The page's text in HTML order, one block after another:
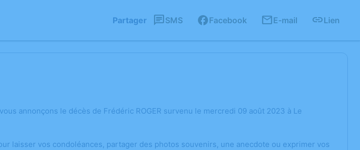
Partager SMS Facebook E-mail Lien
annonçons le décès de Frédéric ROGER survenu le mercredi 09 août 2023 à Le
laisser vos condoléances, partager des photos souvenirs, une anecdote ou exprimer vos